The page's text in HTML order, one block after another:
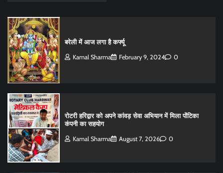
बरेली में आज लगा है कर्फ्यू
Kamal Sharma February 9, 2024 0
रोटरी हरिद्वार को अपने कांवड़ सेवा अभियान में मिला पोंटिका
कंपनी का सहयोग
Kamal Sharma August 7, 2026 0